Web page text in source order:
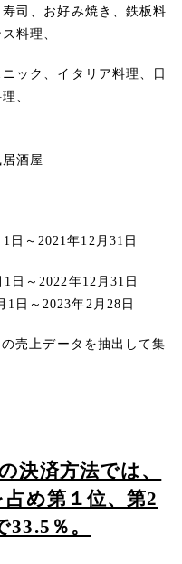
司、お好み焼き、鉄板料
料理、
ック、イタリア料理、日
、
酒屋
日～2021年12月31日
2022年12月31日
2023年2月28日
売上データを抽出して集
決済方法では、
め第１位、第2
％。